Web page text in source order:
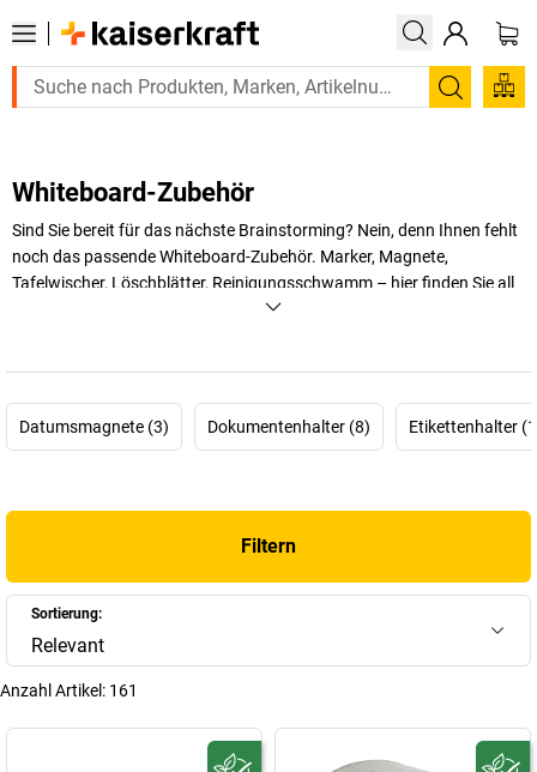
Suchen
Whiteboard-Zubehör
Sind Sie bereit für das nächste Brainstorming? Nein, denn Ihnen fehlt
noch das passende Whiteboard-Zubehör. Marker, Magnete,
Tafelwischer, Löschblätter, Reinigungsschwamm – hier finden Sie all
die Kleinigkeiten, die aus Ihrem Whiteboard ein perfekt ausgestattetes
Datumsmagnete (3) Dokumentenhalter (8) Etikettenhalter
Filtern
Sortierung:
Relevant
Anzahl Artikel: 161